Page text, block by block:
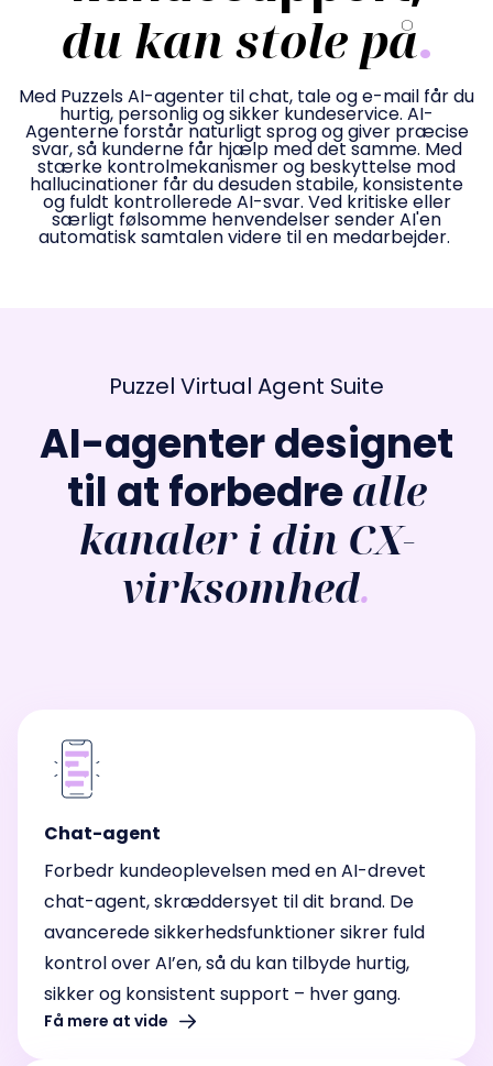
du kan stole på.
Med Puzzels AI-agenter til chat, tale og e-mail får du
hurtig, personlig og sikker kundeservice. AI-
Agenterne forstår naturligt sprog og giver præcise
svar, så kunderne får hjælp med det samme. Med
stærke kontrolmekanismer og beskyttelse mod
hallucinationer får du desuden stabile, konsistente
og fuldt kontrollerede AI-svar. Ved kritiske eller
særligt følsomme henvendelser sender AI'en
automatisk samtalen videre til en medarbejder.
Puzzel Virtual Agent Suite
AI-agenter designet
til at forbedrealle
kanaler i din CX-
virksomhed.
Chat-agent
Forbedr kundeoplevelsen med en AI-drevet
chat-agent, skræddersyet til dit brand. De
avancerede sikkerhedsfunktioner sikrer fuld
kontrol over AI’en, så du kan tilbyde hurtig,
sikker og konsistent support – hver gang.
Få mere at vide